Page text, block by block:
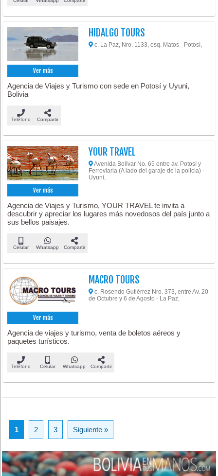
Ver más
HIDALGO TOURS
c. La Paz, Nro. 1133, esq. Matos - Potosí,
Agencia de Viajes y Turismo con sede en Potosí y Uyuni,
Bolivia
Teléfono Compartir
Ver más
YOUR TRAVEL
Avenida Bolívar No. 65 entre av. Potosí y
Ferroviaria (A lado del garaje de la policía) -
Uyuni,
Agencia de Viajes y Turismo, YOUR TRAVEL te invita a
descubrir y apreciar los lugares más novedosos del país junto a
sus bellos paisajes.
Celular Whatsapp Compartir
Ver más
MACRO TOURS
c. Rosendo Gutiérrez Nro. 373, entre Av. 20
de Octubre y 6 de Agosto - La Paz,
Agencia de viajes y turismo, venta de boletos aéreos y
paquetes turísticos.
Teléfono Celular Whatsapp Compartir
1 2 3 Siguiente »